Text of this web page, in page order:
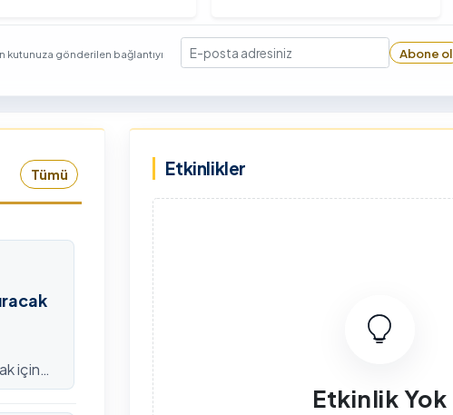
Üniversitesi'nin
ve nitelikli imkânlarını
programına canlı yayın
olarak katıldı.
Hisarcıklıoğlu’nu makamında
ziyaret etti. Ziyarette
Öğr. Üyesi Tuğba Mert
kutunuza gönderilen bağlantıyı
E-posta
Abone ol
Tümü
için
Etkinlikler
Etkinlik Yok